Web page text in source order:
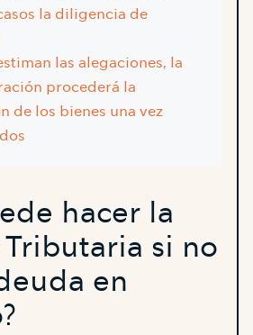
la diligencia de
las alegaciones, la
procederá la
de los bienes una vez
hacer la
si no
en